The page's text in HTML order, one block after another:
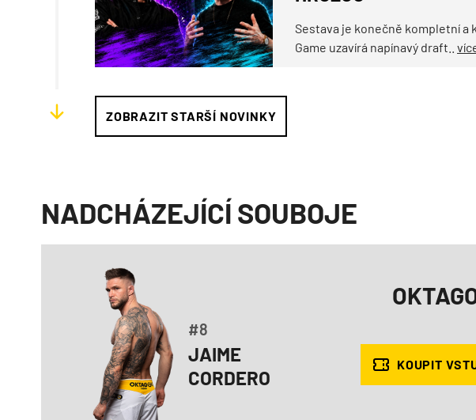
Sestava je konečně kompletní a
Game uzavírá napínavý draft..
ZOBRAZIT STARŠÍ NOVINKY
NADCHÁZEJÍCÍ SOUBOJE
#8
JAIME
CORDERO
KOUPIT